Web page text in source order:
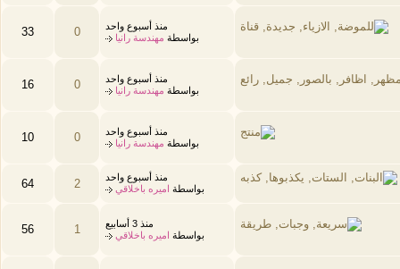
منذ أسبوع واحد
بواسطة مهندسة رانيا 0
33
منذ أسبوع واحد
بواسطة مهندسة رانيا 0
16
منذ أسبوع واحد
بواسطة مهندسة رانيا 0
10
منذ أسبوع واحد
بواسطة اميره باخلاقي 2
64
منذ 3 أسابيع
بواسطة اميره باخلاقي 1
56